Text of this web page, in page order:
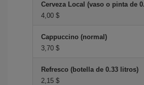
Cerveza Local (vaso o pinta de
4,00 $
Cappuccino (normal)
3,70 $
Refresco (botella de 0.33 litros)
2,15 $